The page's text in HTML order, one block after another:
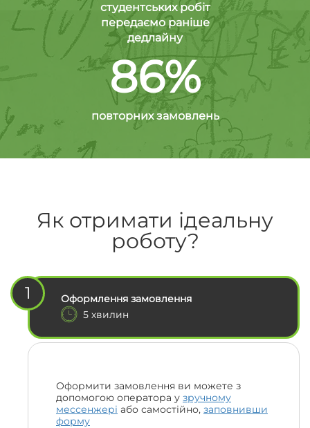
студентських робіт
передаємо раніше
дедлайну
86%
повторних замовлень
Як отримати ідеальну
роботу?
1
Оформлення замовлення
5 хвилин
Оформити замовлення ви можете з
допомогою оператора у зручному
мессенжері або самостійно, заповнивши
форму